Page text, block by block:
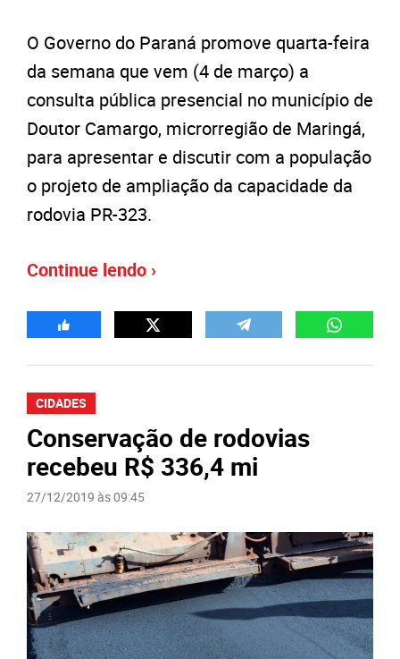
O Governo do Paraná promove quarta-feira
da semana que vem (4 de março) a
consulta pública presencial no município de
Doutor Camargo, microrregião de Maringá,
para apresentar e discutir com a população
o projeto de ampliação da capacidade da
rodovia PR-323.
Continue lendo ›
CIDADES
Conservação de rodovias
recebeu R$ 336,4 mi
27/12/2019 às 09:45